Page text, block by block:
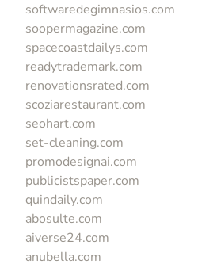
softwaredegimnasios.com
soopermagazine.com
spacecoastdailys.com
readytrademark.com
renovationsrated.com
scoziarestaurant.com
seohart.com
set-cleaning.com
promodesignai.com
publicistspaper.com
quindaily.com
abosulte.com
aiverse24.com
anubella.com